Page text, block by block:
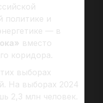
политике и
— в
вместо
коридора.
выборах
На выборах 2024
2,3 млн человек.